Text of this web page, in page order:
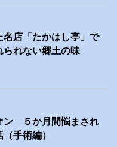
名店「たかはし亭」で
られない郷土の味
ン ５か月間悩まされ
手術編）